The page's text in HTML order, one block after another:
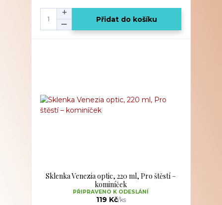
Přidat do košíku
Sklenka Venezia optic, 220 ml, Pro štěstí –
kominíček
119 Kč/ks
PŘIPRAVENO K ODESLÁNÍ